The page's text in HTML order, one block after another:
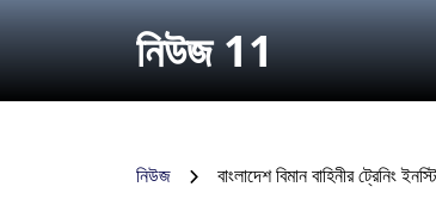
নিউজ 11
নিউজ বাংলাদেশ বিমান বাহিনীর ট্রেনিং